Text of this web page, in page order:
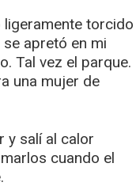
ligeramente torcido
apretó en mi
Tal vez el parque.
una mujer de
y salí al calor
cuando el